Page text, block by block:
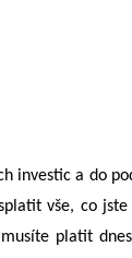
investic a do
vše, co
platit